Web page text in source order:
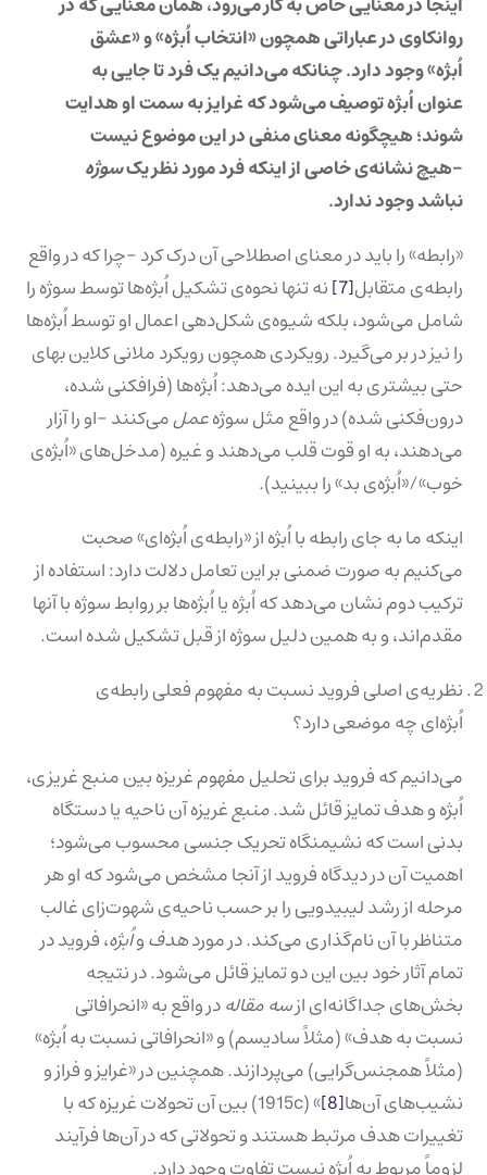
روانکاوی در عباراتی همچون «انتخاب اُبژه» و «عشق
اُبژه» وجود دارد. چنانکه می‌دانیم یک فرد تا جایی به
عنوان اُبژه توصیف می‌شود که غرایز به سمت او هدایت
شوند؛ هیچگونه معنای منفی در این موضوع نیست
-هیچ نشانه‌ی خاصی از اینکه فرد مورد نظر یکسوژه
نباشد وجود ندارد.
«رابطه» را باید در معنای اصطلاحی آن درک کرد -چرا که در واقع
رابطه‌ی متقابل[7]
نه تنها نحوه‌ی تشکیل اُبژه‌ها توسط سوژه را
شامل می‌شود، بلکه شیوه‌ی شکل‌دهی اعمال او توسط اُبژه‌ها
را نیز در بر می‌گیرد. رویکردی همچون رویکرد ملانی کلاین بهای
حتی بیشتری به این ایده می‌دهد: اُبژه‌ها (فرافکنی شده،
درون‌فکنی شده) در واقع مثل سوژهعملمی‌کنند -او را آزار
می‌دهند، به او قوت قلب می‌دهند و غیره (مدخل‌های «اُبژه‌ی
خوب»/«اُبژه‌ی بد» را ببینید).
اینکه ما به جای رابطه با اُبژه از «رابطه‌ی اُبژه‌ای» صحبت
می‌کنیم به صورت ضمنی بر این تعامل دلالت دارد: استفاده از
ترکیب دوم نشان می‌دهد که اُبژه یا اُبژه‌ها بر روابط سوژه با آنها
مقدم‌اند، و به همین دلیل سوژه از قبل تشکیل شده است.
نظریه‌ی اصلی فروید نسبت به مفهوم فعلی رابطه‌ی
اُبژه‌ای چه موضعی دارد؟
می‌دانیم که فروید برای تحلیل مفهوم غریزه بین منبع غریزی،
اُبژه و هدف تمایز قائل شد.منبعغریزه آن ناحیه یا دستگاه
بدنی است که نشیمنگاه تحریک جنسی محسوب می‌شود؛
اهمیت آن در دیدگاه فروید از آنجا مشخص می‌شود که او هر
مرحله از رشد لیبیدویی را بر حسب ناحیه‌ی شهوت‌زای غالب
متناظر با آن نام‌گذاری می‌کند. در موردهدفواُبژه، فروید در
تمام آثار خود بین این دو تمایز قائل می‌شود. در نتیجه
بخش‌های جداگانه‌ای ازسه مقالهدر واقع به «انحرافاتی
نسبت به هدف» (مثلاً سادیسم) و «انحرافاتی نسبت به اُبژه»
(مثلاً همجنس‌گرایی) می‌پردازند. همچنین در «غرایز و فراز و
نشیب‌های آن‌ها[8]
» (1915c) بین آن تحولات غریزه که با
تغییرات هدف مرتبط هستند و تحولاتی که در آن‌ها فرآیند
لزوماً مربوط به اُبژه نیست تفاوت وجود دارد.